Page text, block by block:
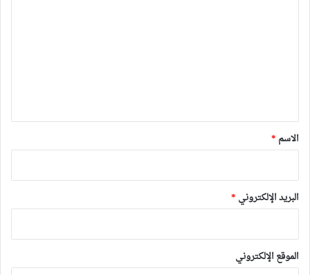
*
الاسم *
البريد الإلكتروني *
الموقع الإلكتروني